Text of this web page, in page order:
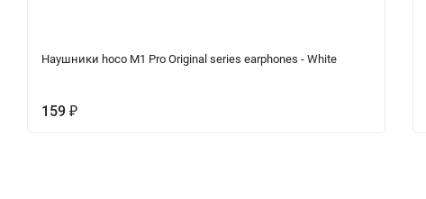
Наушники hoco M1 Pro Original series earphones - White
159 ₽